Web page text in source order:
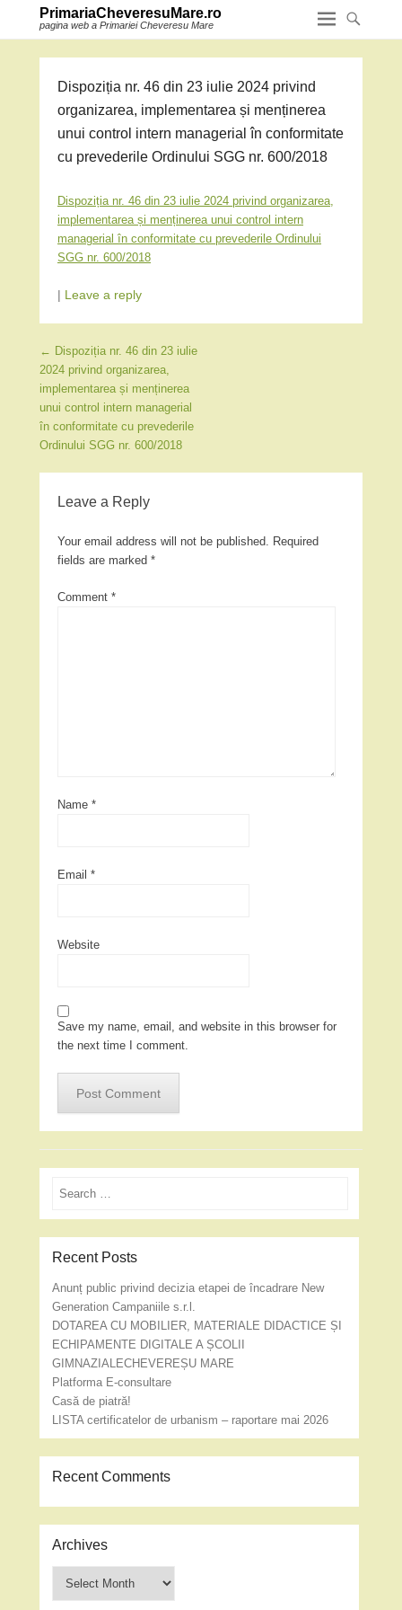
PrimariaCheveresuMare.ro
pagina web a Primariei Cheveresu Mare
Dispoziția nr. 46 din 23 iulie 2024 privind
organizarea, implementarea și menținerea
unui control intern managerial în conformitate
cu prevederile Ordinului SGG nr. 600/2018
Dispoziția nr. 46 din 23 iulie 2024 privind organizarea,
implementarea și menținerea unui control intern
managerial în conformitate cu prevederile Ordinului
SGG nr. 600/2018
| Leave a reply
Post navigation
← Dispoziția nr. 46 din 23 iulie
2024 privind organizarea,
implementarea și menținerea
unui control intern managerial
în conformitate cu prevederile
Ordinului SGG nr. 600/2018
Leave a Reply
Your email address will not be published. Required
fields are marked *
Comment *
Name *
Email *
Website
Save my name, email, and website in this browser for
the next time I comment.
Search
Recent Posts
Anunț public privind decizia etapei de încadrare New
Generation Campaniile s.r.l.
DOTAREA CU MOBILIER, MATERIALE DIDACTICE ȘI
ECHIPAMENTE DIGITALE A ȘCOLII
GIMNAZIALECHEVEREȘU MARE
Platforma E-consultare
Casă de piatră!
LISTA certificatelor de urbanism – raportare mai 2026
Recent Comments
Archives